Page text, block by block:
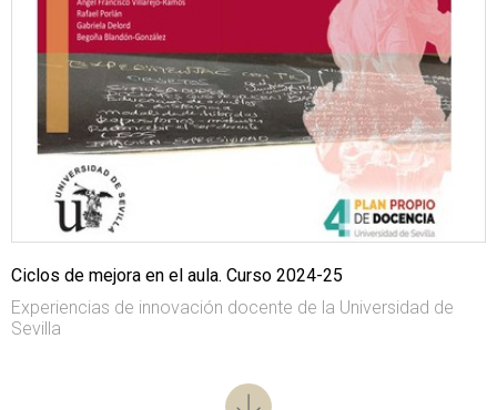
Ciclos de mejora en el aula. Curso 2024-25
Experiencias de innovación docente de la Universidad de
Sevilla